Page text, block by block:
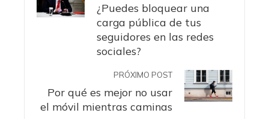
¿Puedes bloquear una
carga pública de tus
seguidores en las redes
sociales?
PRÓXIMO POST
Por qué es mejor no usar
el móvil mientras caminas